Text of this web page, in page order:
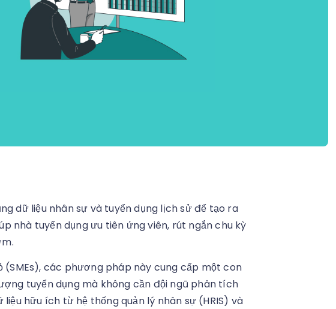
dữ liệu nhân sự và tuyển dụng lịch sử để tạo ra
nhà tuyển dụng ưu tiên ứng viên, rút ngắn chu kỳ
(SMEs), các phương pháp này cung cấp một con
tuyển dụng mà không cần đội ngũ phân tích
hữu ích từ hệ thống quản lý nhân sự (HRIS) và